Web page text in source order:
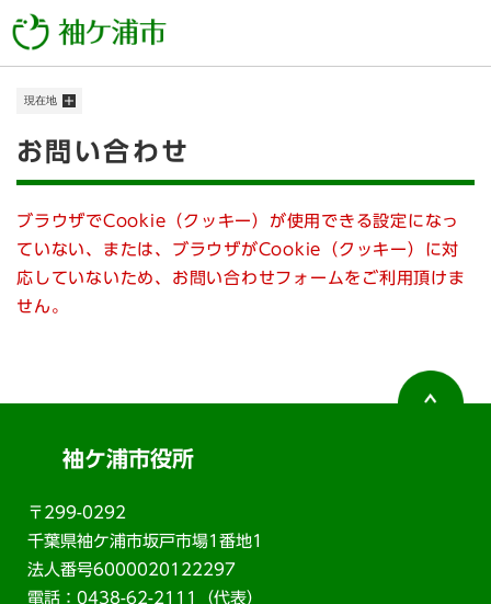
ー
メニューを飛ばして本文へ
現在地
本
お問い合わせ
ブラウザでCookie（クッキー）が使用できる設定になっ
ていない、または、ブラウザがCookie（クッキー）に対
応していないため、お問い合わせフォームをご利用頂けま
せん。
袖ケ浦市役所
〒299-0292
千葉県袖ケ浦市坂戸市場1番地1
法人番号6000020122297
電話：0438-62-2111（代表）